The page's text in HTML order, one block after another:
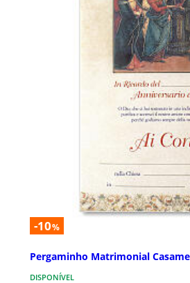
-10%
Pergaminho Matrimonial
DISPONÍVEL